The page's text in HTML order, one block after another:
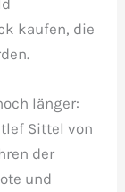
kaufen, die
länger:
Sittel von
der
und